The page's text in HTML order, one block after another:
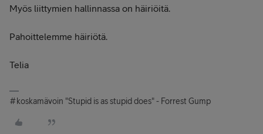
Myös liittymien hallinnassa on häiriöitä.
Pahoittelemme häiriötä.
Telia
#koskamävoin "Stupid is as stupid does" - Forrest Gump